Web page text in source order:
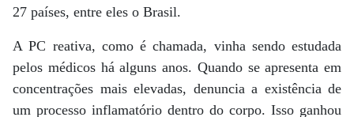
27 países, entre eles o Brasil.
A PC reativa, como é chamada, vinha sendo estudada
pelos médicos há alguns anos. Quando se apresenta em
concentrações mais elevadas, denuncia a existência de
um processo inflamatório dentro do corpo. Isso ganhou